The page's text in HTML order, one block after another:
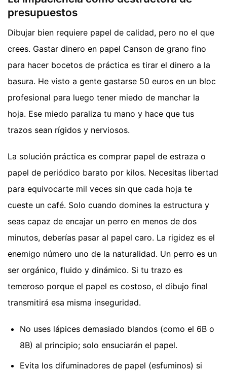
presupuestos
Dibujar bien requiere papel de calidad, pero no el que
crees. Gastar dinero en papel Canson de grano fino
para hacer bocetos de práctica es tirar el dinero a la
basura. He visto a gente gastarse 50 euros en un bloc
profesional para luego tener miedo de manchar la
hoja. Ese miedo paraliza tu mano y hace que tus
trazos sean rígidos y nerviosos.
La solución práctica es comprar papel de estraza o
papel de periódico barato por kilos. Necesitas libertad
para equivocarte mil veces sin que cada hoja te
cueste un café. Solo cuando domines la estructura y
seas capaz de encajar un perro en menos de dos
minutos, deberías pasar al papel caro. La rigidez es el
enemigo número uno de la naturalidad. Un perro es un
ser orgánico, fluido y dinámico. Si tu trazo es
temeroso porque el papel es costoso, el dibujo final
transmitirá esa misma inseguridad.
No uses lápices demasiado blandos (como el 6B o
8B) al principio; solo ensuciarán el papel.
Evita los difuminadores de papel (esfuminos) si